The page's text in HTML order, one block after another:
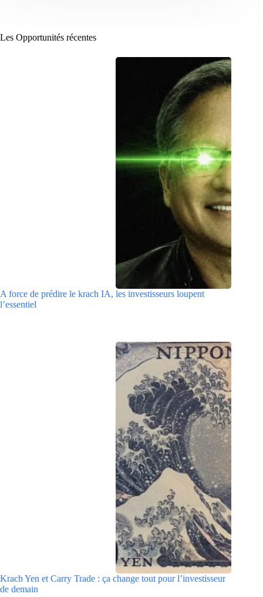
Les Opportunités récentes
A force de prédire le krach IA, les investisseurs loupent
l’essentiel
Krach Yen et Carry Trade : ça change tout pour l’investisseur
de demain